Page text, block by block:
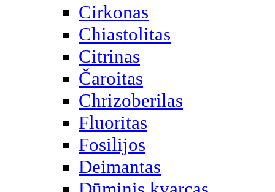
Cirkonas
Chiastolitas
Citrinas
Čaroitas
Chrizoberilas
Fluoritas
Fosilijos
Deimantas